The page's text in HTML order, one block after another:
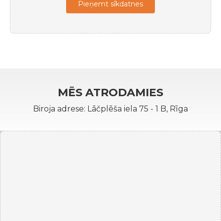
Pieņemt sīkdatnes
MĒS ATRODAMIES
Biroja adrese: Lāčplēša iela 75 - 1 B, Rīga